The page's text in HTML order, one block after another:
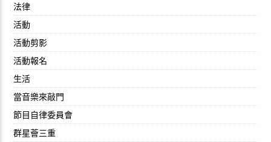
法律
活動
活動剪影
活動報名
生活
當音樂來敲門
節目自律委員會
群星薈三重